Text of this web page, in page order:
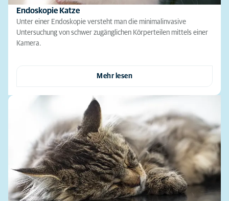
Endoskopie Katze
Unter einer Endoskopie versteht man die minimalinvasive
Untersuchung von schwer zugänglichen Körperteilen mittels einer
Kamera.
Mehr lesen